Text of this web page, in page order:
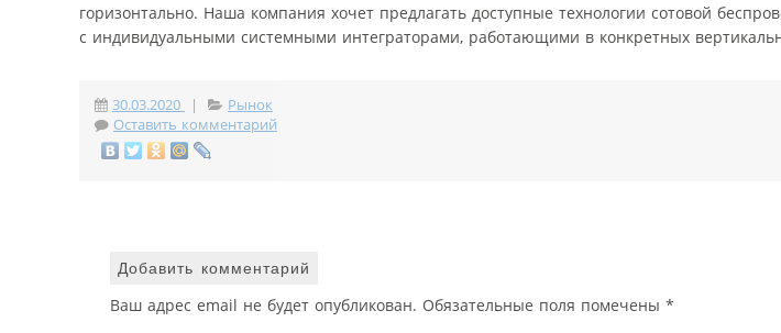
горизонтально. Наша компания хочет предлагать доступные технологии сотовой
с индивидуальными системными интеграторами, работающими в конкретных
30.03.2020 |
Рынок
Оставить комментарий
Добавить комментарий
Ваш адрес email не будет опубликован. Обязательные поля помечены *